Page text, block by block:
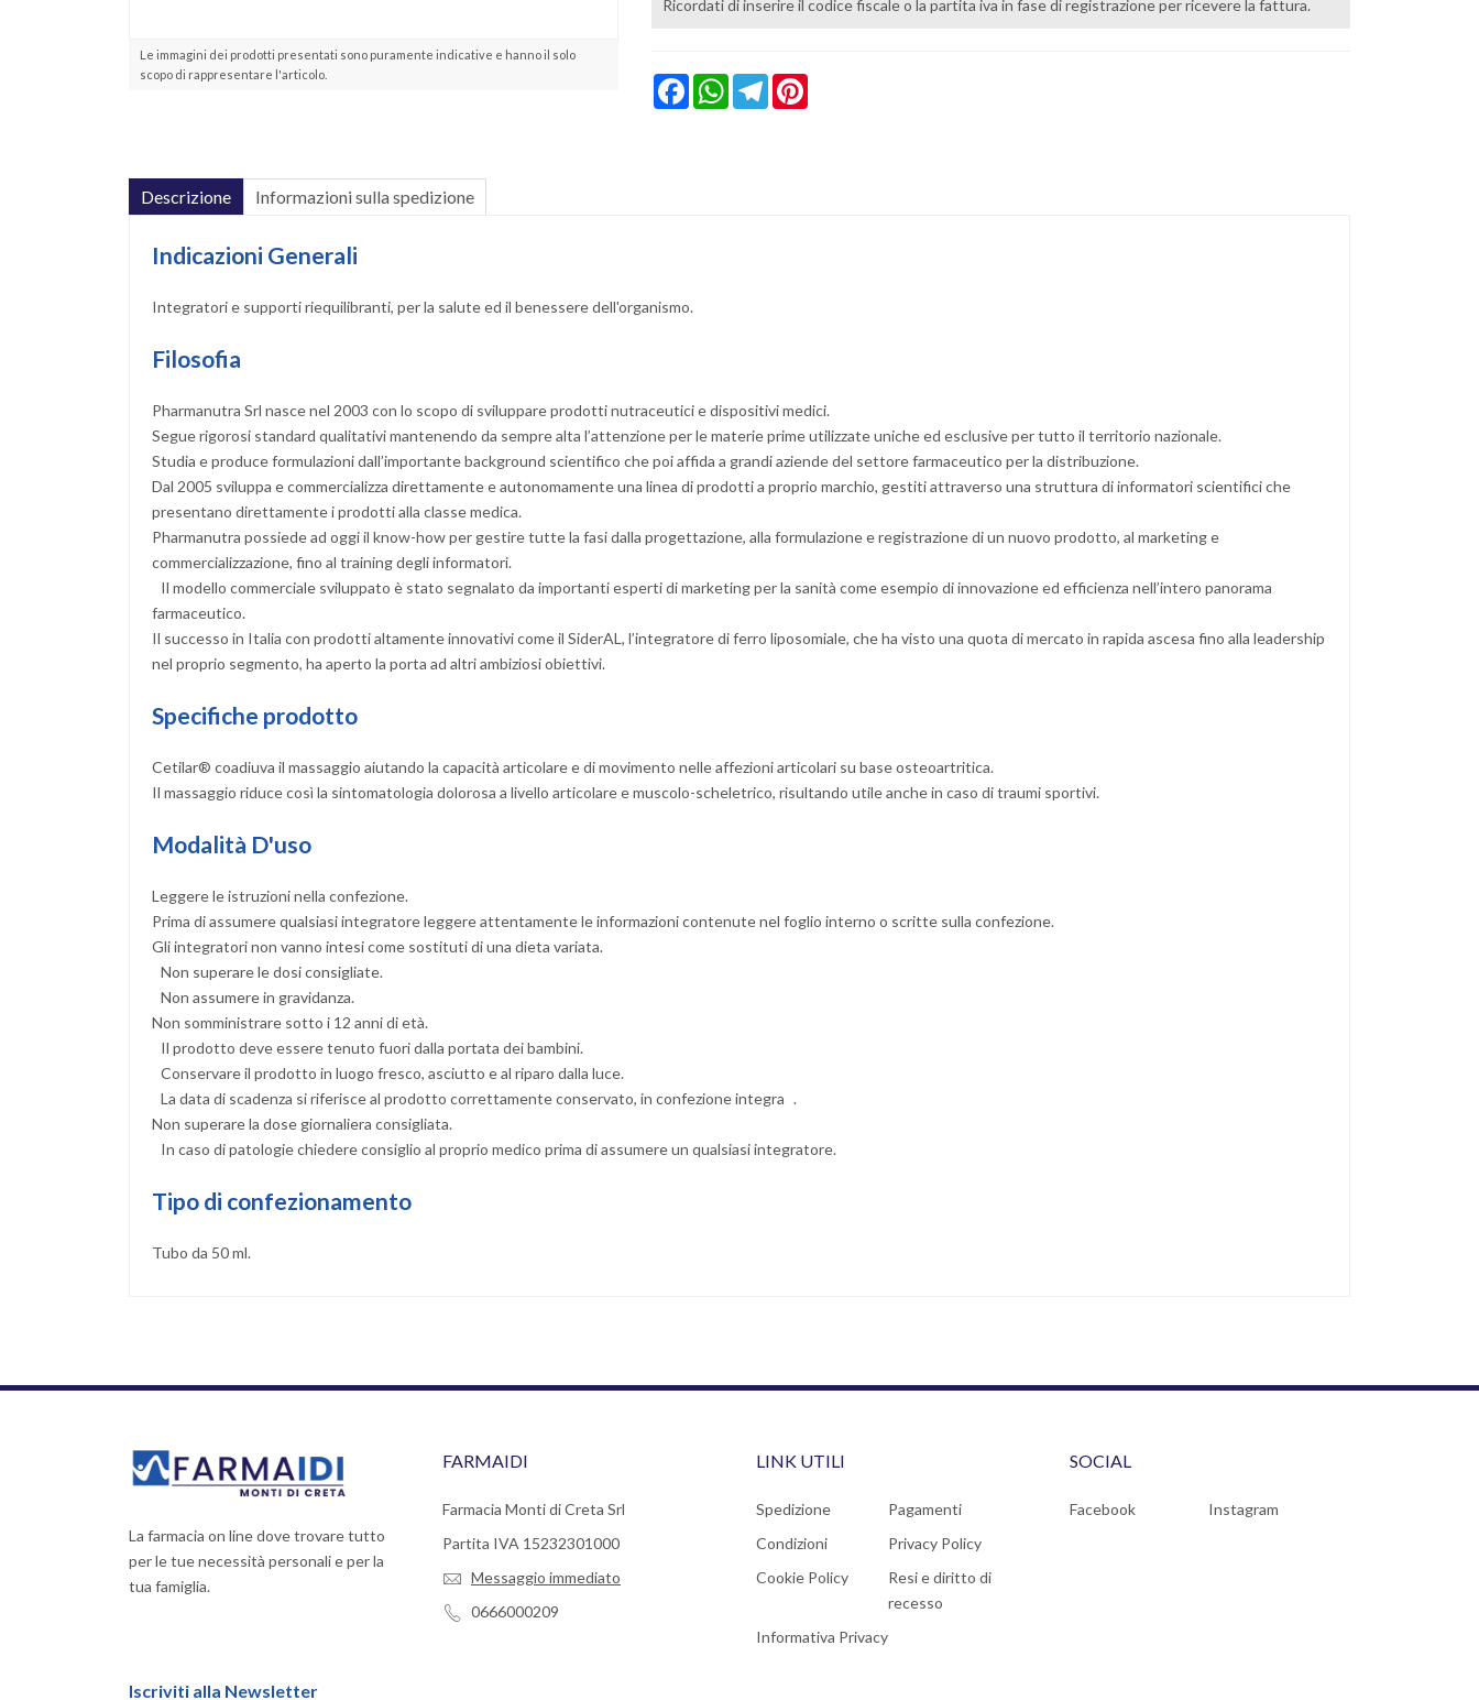
Le immagini dei prodotti presentati sono puramente indicative e hanno il solo
scopo di rappresentare l'articolo.
Ricordati di inserire il codice fiscale o la partita iva in fase di registrazione per ricevere la fattura.
FacebookWhatsAppTelegram
Descrizione Informazioni sulla spedizione
Indicazioni Generali
Integratori e supporti riequilibranti, per la salute ed il benessere dell'organismo.
Filosofia
Pharmanutra Srl nasce nel 2003 con lo scopo di sviluppare prodotti nutraceutici e dispositivi medici.
Segue rigorosi standard qualitativi mantenendo da sempre alta l’attenzione per le materie prime utilizzate uniche ed esclusive per tutto il territorio nazionale.
Studia e produce formulazioni dall’importante background scientifico che poi affida a grandi aziende del settore farmaceutico per la distribuzione.
Dal 2005 sviluppa e commercializza direttamente e autonomamente una linea di prodotti a proprio marchio, gestiti attraverso una struttura di informatori scientifici che
presentano direttamente i prodotti alla classe medica.
Pharmanutra possiede ad oggi il know-how per gestire tutte la fasi dalla progettazione, alla formulazione e registrazione di un nuovo prodotto, al marketing e
commercializzazione, fino al training degli informatori.
Il modello commerciale sviluppato è stato segnalato da importanti esperti di marketing per la sanità come esempio di innovazione ed efficienza nell’intero panorama
farmaceutico.
Il successo in Italia con prodotti altamente innovativi come il SiderAL, l’integratore di ferro liposomiale, che ha visto una quota di mercato in rapida ascesa fino alla leadership
nel proprio segmento, ha aperto la porta ad altri ambiziosi obiettivi.
Specifiche prodotto
Cetilar® coadiuva il massaggio aiutando la capacità articolare e di movimento nelle affezioni articolari su base osteoartritica.
Il massaggio riduce così la sintomatologia dolorosa a livello articolare e muscolo-scheletrico, risultando utile anche in caso di traumi sportivi.
Modalità D'uso
Leggere le istruzioni nella confezione.
Prima di assumere qualsiasi integratore leggere attentamente le informazioni contenute nel foglio interno o scritte sulla confezione.
Gli integratori non vanno intesi come sostituti di una dieta variata.
Non superare le dosi consigliate.
Non assumere in gravidanza.
Non somministrare sotto i 12 anni di età.
Il prodotto deve essere tenuto fuori dalla portata dei bambini.
Conservare il prodotto in luogo fresco, asciutto e al riparo dalla luce.
La data di scadenza si riferisce al prodotto correttamente conservato, in confezione integra .
Non superare la dose giornaliera consigliata.
In caso di patologie chiedere consiglio al proprio medico prima di assumere un qualsiasi integratore.
Tipo di confezionamento
Tubo da 50 ml.
La farmacia on line dove trovare tutto
per le tue necessità personali e per la
tua famiglia.
FARMAIDI
Farmacia Monti di Creta Srl
Partita IVA 15232301000
Messaggio immediato
0666000209
LINK UTILI
Spedizione
Pagamenti
Condizioni
Privacy Policy
Cookie Policy
Resi e diritto di
recesso
Informativa Privacy
SOCIAL
Facebook Instagram
Iscriviti alla Newsletter